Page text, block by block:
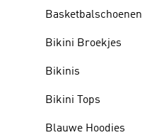
Basketbalschoenen
Bikini Broekjes
Bikinis
Bikini Tops
Blauwe Hoodies